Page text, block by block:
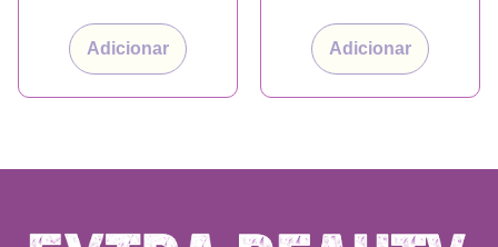
Adicionar Adicionar